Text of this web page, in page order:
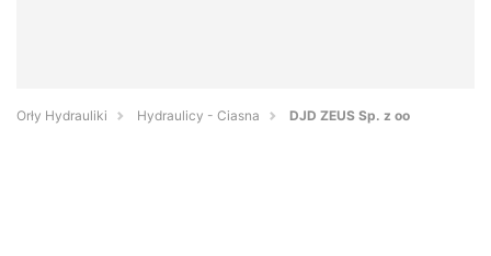
Orły Hydrauliki Hydraulicy - Ciasna DJD ZEUS Sp. z oo